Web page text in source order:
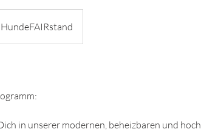
in unserer modernen, beheizbaren und